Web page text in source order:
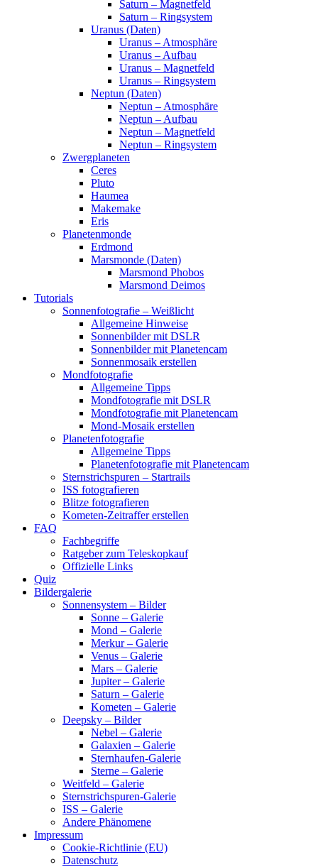
Saturn – Magnetfeld
Saturn – Ringsystem
Uranus (Daten)
Uranus – Atmosphäre
Uranus – Aufbau
Uranus – Magnetfeld
Uranus – Ringsystem
Neptun (Daten)
Neptun – Atmosphäre
Neptun – Aufbau
Neptun – Magnetfeld
Neptun – Ringsystem
Zwergplaneten
Ceres
Pluto
Haumea
Makemake
Eris
Planetenmonde
Erdmond
Marsmonde (Daten)
Marsmond Phobos
Marsmond Deimos
Tutorials
Sonnenfotografie – Weißlicht
Allgemeine Hinweise
Sonnenbilder mit DSLR
Sonnenbilder mit Planetencam
Sonnenmosaik erstellen
Mondfotografie
Allgemeine Tipps
Mondfotografie mit DSLR
Mondfotografie mit Planetencam
Mond-Mosaik erstellen
Planetenfotografie
Allgemeine Tipps
Planetenfotografie mit Planetencam
Sternstrichspuren – Startrails
ISS fotografieren
Blitze fotografieren
Kometen-Zeitraffer erstellen
FAQ
Fachbegriffe
Ratgeber zum Teleskopkauf
Offizielle Links
Quiz
Bildergalerie
Sonnensystem – Bilder
Sonne – Galerie
Mond – Galerie
Merkur – Galerie
Venus – Galerie
Mars – Galerie
Jupiter – Galerie
Saturn – Galerie
Kometen – Galerie
Deepsky – Bilder
Nebel – Galerie
Galaxien – Galerie
Sternhaufen-Galerie
Sterne – Galerie
Weitfeld – Galerie
Sternstrichspuren-Galerie
ISS – Galerie
Andere Phänomene
Impressum
Cookie-Richtlinie (EU)
Datenschutz